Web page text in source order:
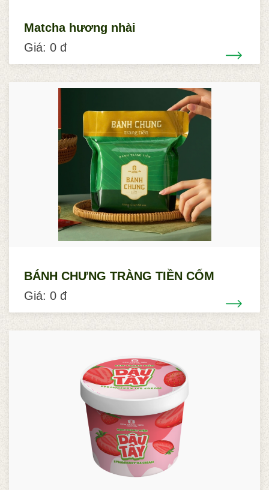
Matcha hương nhài
Giá: 0 đ
BÁNH CHƯNG TRÀNG TIỀN CỐM
Giá: 0 đ